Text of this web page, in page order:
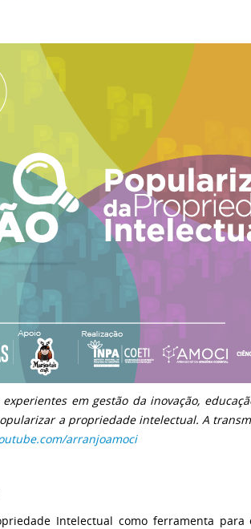
em gestão da inovação,
a propriedade intelectual. A
arranjoamoci
Intelectual como ferramenta para